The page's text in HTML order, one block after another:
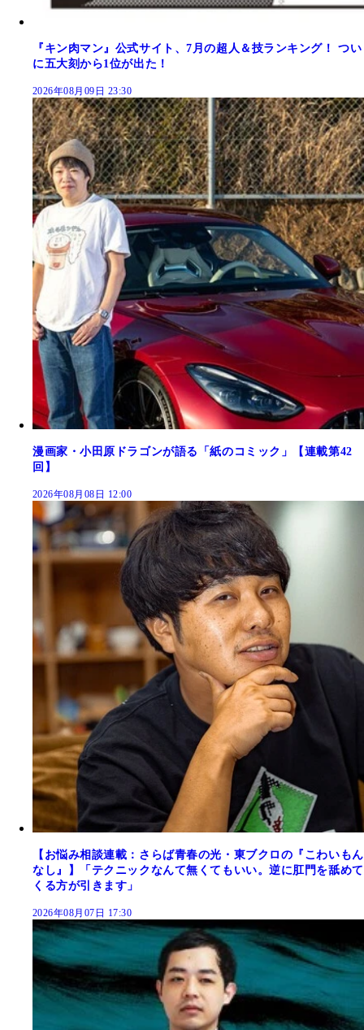
『キン肉マン』公式サイト、7月の超人＆技ランキング！ つい
に五大刻から1位が出た！
2026年08月09日 23:30
漫画家・小田原ドラゴンが語る「紙のコミック」【連載第42
回】
2026年08月08日 12:00
【お悩み相談連載：さらば青春の光・東ブクロの『こわいもん
なし』】「テクニックなんて無くてもいい。逆に肛門を舐めて
くる方が引きます」
2026年08月07日 17:30